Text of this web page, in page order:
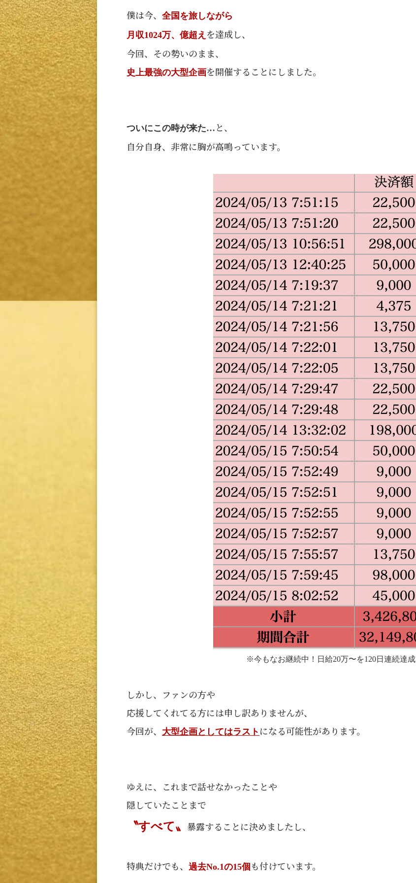
僕は今、
全国を旅しながら
月収1024万、億超え を達成し、
今回、その勢いのまま、
史上最強の大型企画を開催することにしました。
ついにこの時が来た… と、
自分自身、非常に胸が高鳴っています。
※今もなお継続中！日給20万〜を120日連続達成
しかし、ファンの方や
応援してくれてる方には申し訳ありませんが、
今回が、
大型企画としてはラスト になる可能性があります。
ゆえに、これまで話せなかったことや
隠していたことまで
〝すべて〟 暴露することに決めましたし、
特典だけでも、 過去No.1の15個 も付けています。